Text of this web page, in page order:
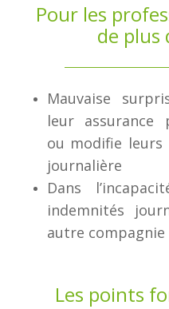
Pour les
de plus
Mauvaise
leur assurance
ou modifie leurs
journalière
Dans
indemnités
autre compagnie
Les points